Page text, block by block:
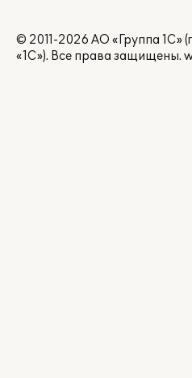
© 2011-2026 АО «Группа
«1С»). Все права защищены.